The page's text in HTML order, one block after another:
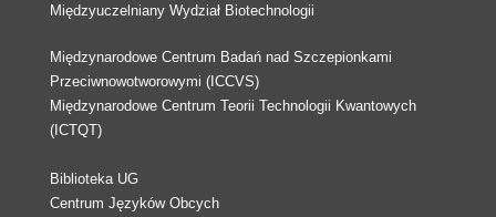
Międzyuczelniany Wydział Biotechnologii
Międzynarodowe Centrum Badań nad Szczepionkami
Przeciwnowotworowymi (ICCVS)
Międzynarodowe Centrum Teorii Technologii Kwantowych
(ICTQT)
Biblioteka UG
Centrum Języków Obcych